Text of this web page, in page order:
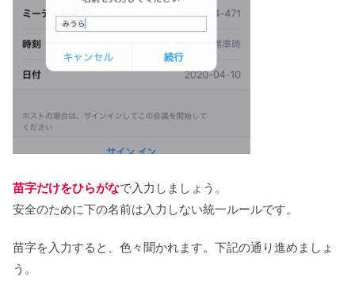
苗字だけをひらがなで入力しましょう。
安全のために下の名前は入力しない統一ルールです。
苗字を入力すると、色々聞かれます。下記の通り進めましょ
う。